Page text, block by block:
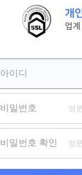
아이디
비밀번호
비밀번호 확인